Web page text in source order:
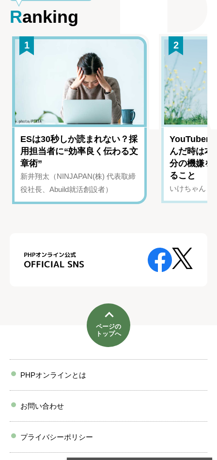
Ranking
1
ESは30秒しか読まれない？採
用担当者に“効率良く伝わる文
章術”
新井翔太（NINJAPAN(株) 代表取締
役社長、Abuild就活創設者）
2
YouTuber
んだ時は
分の機嫌を
ること
いけちゃん（
ページの
トップへ
PHPオンラインとは
お問い合わせ
プライバシーポリシー